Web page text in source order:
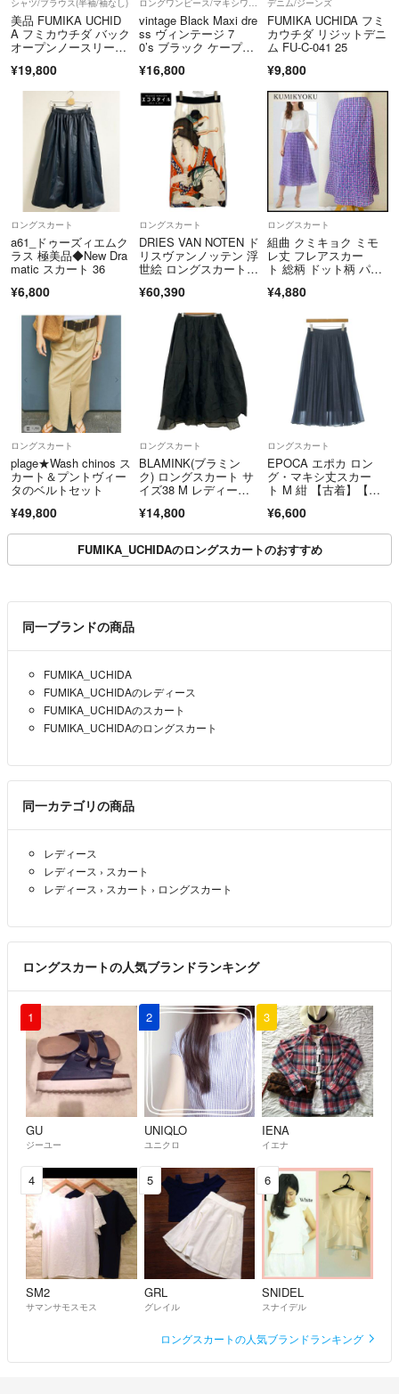
※商品の風合いを大切にするため、上記対応を実施しない場合がございま
す。
※あくまでも中古品となります。着用に際する使用感がある場合がござい
ます。
詳細は商品説明欄をご参照いただき、ご不明点はお気軽にご質問くださ
【発送等について】
・商品は当店提携倉庫にて365日24時間、温度湿度を管理し、保管してい
ます。
・提携倉庫にて検品・包装の上お客様の元へお届けします。
・発送は入金確認後、土、日、祝を除く3営業日以内におこないます。
・日にち指定はご入金日から5日目以降7日以内に限りお受けいたします。
・できるだけ早くお届けできるよう、最善を尽くしますが発送にお時間を
いただく場合がございます。
・商品は提携倉庫にて保管しているため、質問の回答にお時間をいただく
場合がございます。
・出品物、付属品は特筆のない限り画像掲載のものが全てです（ハンガー
等の撮影小物は除く）。
・パンツの裾上げ、袖や着丈の詰めの有無については、判断が難しい場合
がございます。
・実寸値をご参照いただき、ご不明点はお気軽にご質問ください。
・色の記載には主観が介入します。また、何色と明確にお答えするのが難
【買取サービスについて】
そのように残念な思いをされたことはありませんか？
当店では一点一点、コメントを付して査定をさせて頂いています。
お値段の付いたもの、残念ながらご希望に添えなかったものもあるかもし
また、当店はネット販売に特化、少人数で運営しているため、
他社様より利益率を低く設定することで、高価買取を実現しています。
詳細は下記をご参照ください。
https://kld-c.jp/
https://fril.jp/ts/official/law/kld/#return_policy
適格請求書登録番号
T9290001075401
美品 FUMIKA UCHID
A フミカウチダ バック
オープンノースリーブ
ン シルク混 日本 ベス
¥19,800
vintage Black Maxi dre
ss ヴィンテージ 7
0’s ブラック ケープ付
¥16,800
FUMIKA UCHIDA フミ
カウチダ リジットデニ
ム FU-C-041 25
¥9,800
ロングスカート
a61_ドゥーズィエムク
ラス 極美品◆New Dra
matic スカート 36
¥6,800
ロングスカート
DRIES VAN NOTEN ド
リスヴァンノッテン 浮
世絵 ロングスカート 3
¥60,390
ロングスカート
組曲 クミキョク ミモ
レ丈 フレアスカー
ト 総柄 ドット柄 パー
¥4,880
ロングスカート
plage★Wash chinos ス
カート＆プントヴィー
タのベルトセット
¥49,800
ロングスカート
BLAMINK(ブラミン
ク) ロングスカート サ
イズ38 M レディー
¥14,800
ロングスカート
EPOCA エポカ ロン
グ・マキシ丈スカー
ト M 紺 【古着】【中
¥6,600
FUMIKA_UCHIDAのロングスカートのおすすめ
同一ブランドの商品
FUMIKA_UCHIDA
FUMIKA_UCHIDAのレディース
FUMIKA_UCHIDAのスカート
FUMIKA_UCHIDAのロングスカート
同一カテゴリの商品
レディース
レディース › スカート
レディース › スカート › ロングスカート
ロングスカートの人気ブランドランキング
1
GU
ジーユー
2
UNIQLO
ユニクロ
3
IENA
イエナ
4
SM2
サマンサモスモス
5
GRL
グレイル
6
SNIDEL
スナイデル
ロングスカートの人気ブランドランキング